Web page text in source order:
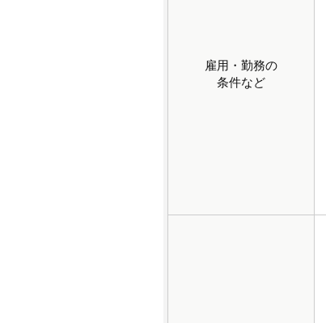
雇用・勤務の
条件など